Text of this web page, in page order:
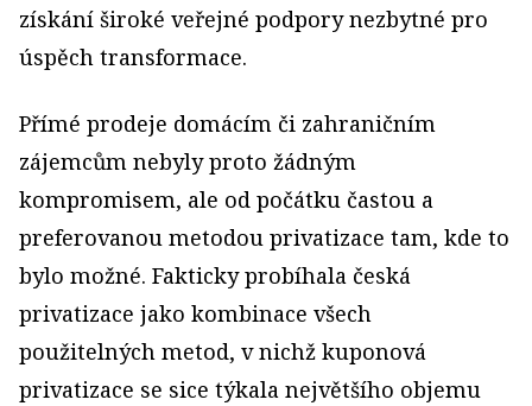
získání široké veřejné podpory nezbytné pro
úspěch transformace.
Přímé prodeje domácím či zahraničním
zájemcům nebyly proto žádným
kompromisem, ale od počátku častou a
preferovanou metodou privatizace tam, kde to
bylo možné. Fakticky probíhala česká
privatizace jako kombinace všech
použitelných metod, v nichž kuponová
privatizace se sice týkala největšího objemu